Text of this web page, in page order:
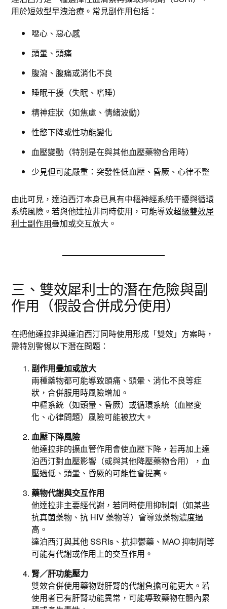
用於短效型早洩治療。常見副作用包括：
噁心、惡心感
頭暈、頭痛
腹瀉、腹痛或消化不良
睡眠干擾（失眠、嗜睡）
精神症狀（如焦慮、情緒波動）
性慾下降或性功能變化
血壓變動（特別是在與其他血壓藥物合用時）
少見但可能嚴重：突發性低血壓、昏厥、心律不整
由此可見，達泊西汀本身已具有中樞神經系統干擾與循環
系統風險。若與他達拉非同時使用，可能導致超級雙效犀
利士副作用疊加或交互放大。
三、雙效犀利士的潛在危險與副
作用（假設合併成分使用）
在把他達拉非與達泊西汀同時使用形成「雙效」方案時，
需特別警惕以下潛在問題：
副作用疊加或放大
兩種藥物都可能導致頭痛、頭暈、消化不良等症
狀，合併服用時風險增加。
中樞系統（如頭暈、昏厥）或循環系統（血壓変
化、心律問題）風險可能被放大。
血壓下降風險
他達拉非的擴血管作用會使血壓下降，若再加上達
泊西汀對血壓影響（或與其他降壓藥物合用），血
壓過低、頭暈、昏厥的可能性會提高。
藥物代謝與交互作用
他達拉非主要經代謝，若同時使用抑制劑（如某些
抗真菌藥物、抗 HIV 藥物等）會導致藥物濃度過
高。​
達泊西汀與其他 SSRIs、抗抑鬱藥、MAO 抑制劑等
可能有代謝或作用上的交互作用。
腎／肝功能壓力
雙效合併使用藥物對肝腎的代謝負擔可能更大。若
使用者已有肝腎功能異常，可能導致藥物在體內累